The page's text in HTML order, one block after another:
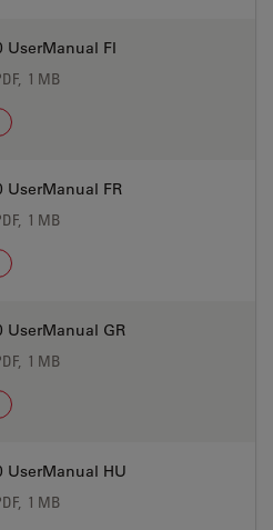
UserManual FI
1 MB
UserManual FR
1 MB
UserManual GR
1 MB
UserManual HU
1 MB